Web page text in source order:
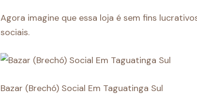
Agora imagine que essa loja é sem fins
sociais.
Bazar (Brechó) Social Em Taguatinga Sul